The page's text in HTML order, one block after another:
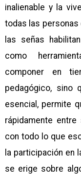
inalienable y la
todas las
las señas
como
componer en
pedagógico, sino
esencial, permite
rápidamente
con todo lo que
la participación en
se erige sobre